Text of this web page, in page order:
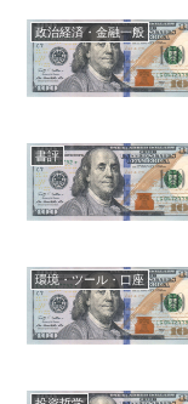
政治経済・金融一般
書評
環境・ツール・口座